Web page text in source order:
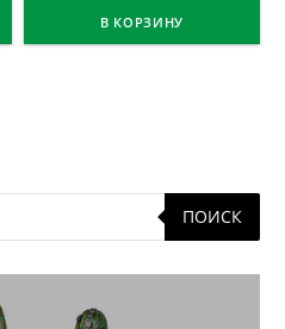
В КОРЗИНУ
ПОИСК